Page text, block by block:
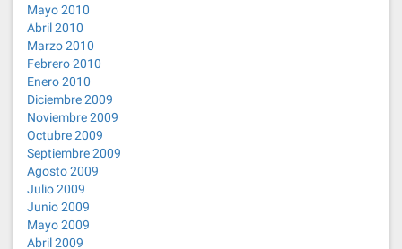
Mayo 2010
Abril 2010
Marzo 2010
Febrero 2010
Enero 2010
Diciembre 2009
Noviembre 2009
Octubre 2009
Septiembre 2009
Agosto 2009
Julio 2009
Junio 2009
Mayo 2009
Abril 2009